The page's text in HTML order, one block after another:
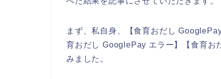
まず、私自身、【食育おだし
育おだし GooglePay エラー】【食育
みました。